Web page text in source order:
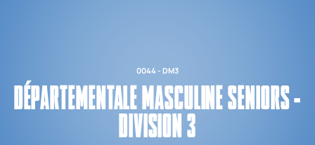
0044 - DM3
DÉPARTEMENTALE MASCULINE SENIORS -
DIVISION 3